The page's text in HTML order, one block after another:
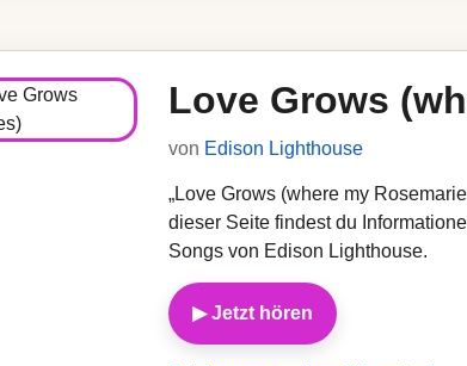
Love Grows
von Edison Lighthouse
„Love Grows (where my
dieser Seite findest du
Songs von Edison Lighthouse.
▶ Jetzt hören